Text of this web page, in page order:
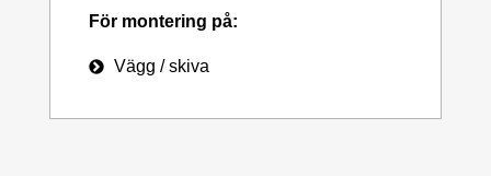
För montering på:
Vägg / skiva